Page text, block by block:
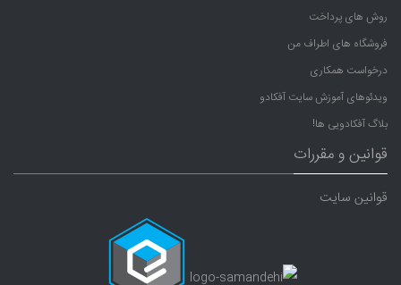
روش های پرداخت
فروشگاه های اطراف من
درخواست همکاری
ویدئوهای آموزش سایت آفکادو
بلاگ آفکادویی ها!
قوانین و مقررات
قوانین سایت